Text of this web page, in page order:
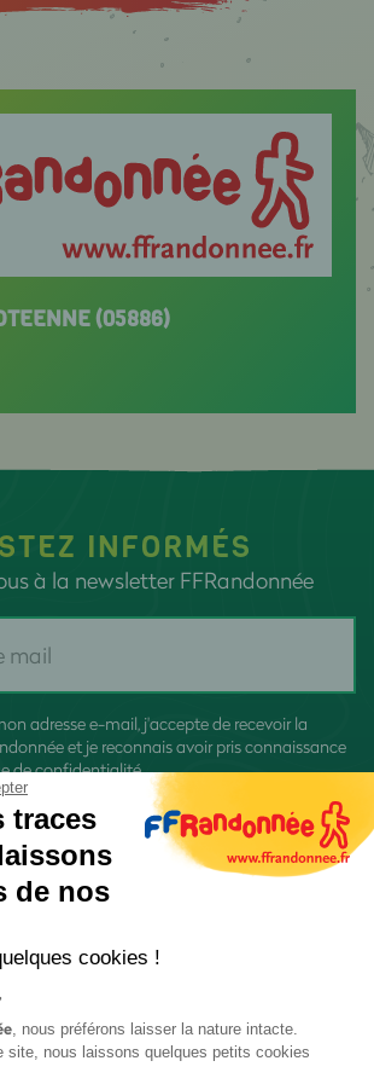
(05886)
INFORMÉS
à la newsletter FFRandonnée
adresse e-mail, j'accepte de recevoir la
et je reconnais avoir pris connaissance
de confidentialité
traces
de nos
cookies !
, nous préférons laisser la nature intacte.
site, nous laissons quelques petits cookies